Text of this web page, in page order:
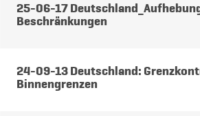
25-06-17
Beschränkungen
24-09-13 Deutschland:
Binnengrenzen